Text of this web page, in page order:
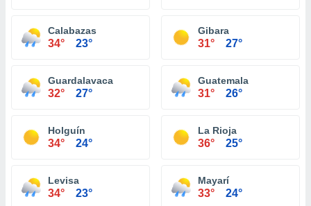
Calabazas
34° 23°
Gibara
31° 27°
Guardalavaca
32° 27°
Guatemala
31° 26°
Holguín
34° 24°
La Rioja
36° 25°
Levisa
34° 23°
Mayarí
33° 24°